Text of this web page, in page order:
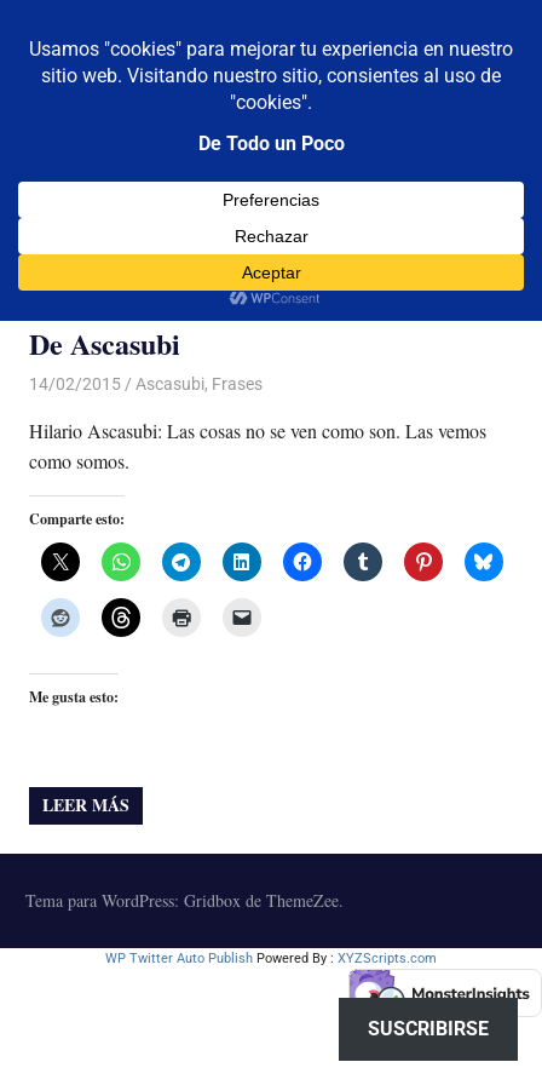
contenido
De todo un poco
Reflexiones,
Viajes
MENÚ
Categoría:Ascasubi
De Ascasubi
14/02/2015 Luis Castellanos
Ascasubi, Frases
Hilario Ascasubi: Las cosas no se ven como son. Las vemos
como somos.
Comparte esto:
Me gusta esto:
LEER MÁS
Tema para WordPress: Gridbox de ThemeZee.
WP Twitter Auto Publish Powered By : XYZScripts.com
SUSCRIBIRSE